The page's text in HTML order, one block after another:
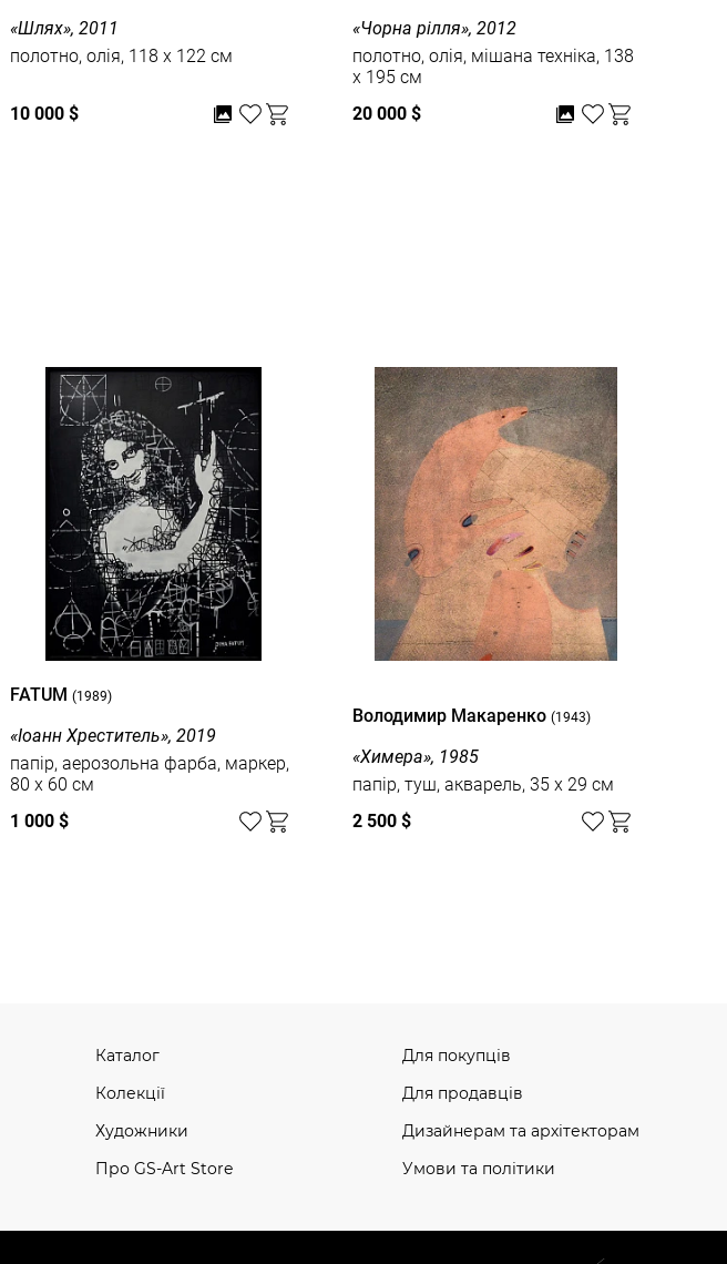
«Шлях», 2011
полотно, олія, 118 x 122 см
10 000 $
«Чорна рілля», 2012
полотно, олія, мішана техніка, 138
x 195 см
20 000 $
FATUM (1989)
«Іоанн Хреститель», 2019
папір, аерозольна фарба, маркер,
80 x 60 см
1 000 $
Володимир Макаренко (1943)
«Химера», 1985
папір, туш, акварель, 35 x 29 см
2 500 $
Каталог
Колекції
Художники
Про GS-Art Store
Для покупців
Для продавців
Дизайнерам та архітекторам
Умови та політики